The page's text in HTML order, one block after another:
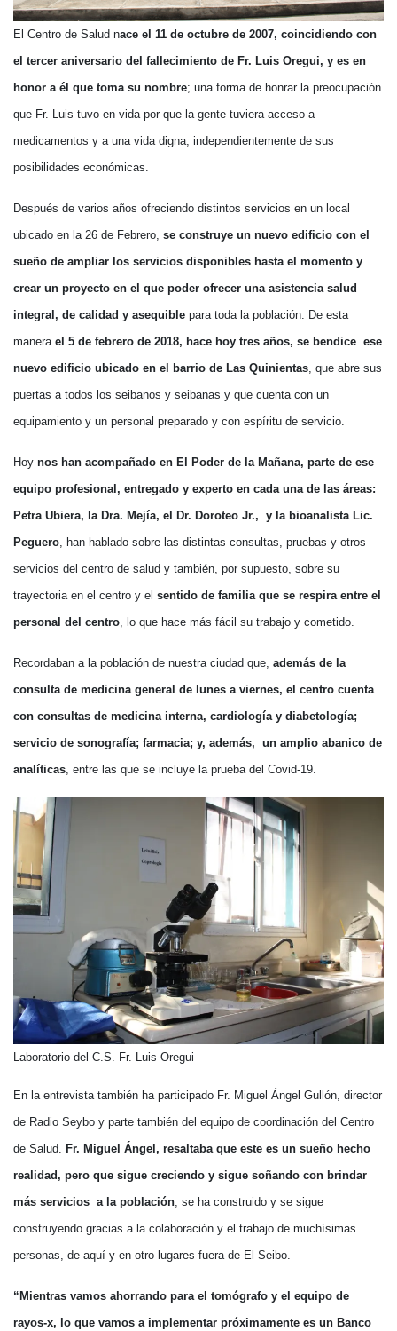
El Centro de Salud nace el 11 de octubre de 2007, coincidiendo con
el tercer aniversario del fallecimiento de Fr. Luis Oregui, y es en
honor a él que toma su nombre; una forma de honrar la preocupación
que Fr. Luis tuvo en vida por que la gente tuviera acceso a
medicamentos y a una vida digna, independientemente de sus
posibilidades económicas.
Después de varios años ofreciendo distintos servicios en un local
ubicado en la 26 de Febrero, se construye un nuevo edificio con el
sueño de ampliar los servicios disponibles hasta el momento y
crear un proyecto en el que poder ofrecer una asistencia salud
integral, de calidad y asequible para toda la población. De esta
manera el 5 de febrero de 2018, hace hoy tres años, se bendice ese
nuevo edificio ubicado en el barrio de Las Quinientas , que abre sus
puertas a todos los seibanos y seibanas y que cuenta con un
equipamiento y un personal preparado y con espíritu de servicio.
Hoy nos han acompañado en El Poder de la Mañana, parte de ese
equipo profesional, entregado y experto en cada una de las áreas:
Petra Ubiera, la Dra. Mejía, el Dr. Doroteo Jr., y la bioanalista Lic.
Peguero , han hablado sobre las distintas consultas, pruebas y otros
servicios del centro de salud y también, por supuesto, sobre su
trayectoria en el centro y el sentido de familia que se respira entre el
personal del centro , lo que hace más fácil su trabajo y cometido.
Recordaban a la población de nuestra ciudad que, además de la
consulta de medicina general de lunes a viernes, el centro cuenta
con consultas de medicina interna, cardiología y diabetología;
servicio de sonografía; farmacia; y, además, un amplio abanico de
analíticas , entre las que se incluye la prueba del Covid-19.
Laboratorio del C.S. Fr. Luis Oregui
En la entrevista también ha participado Fr. Miguel Ángel Gullón, director
de Radio Seybo y parte también del equipo de coordinación del Centro
de Salud. Fr. Miguel Ángel, resaltaba que este es un sueño hecho
realidad, pero que sigue creciendo y sigue soñando con brindar
más servicios a la población, se ha construido y se sigue
construyendo gracias a la colaboración y el trabajo de muchísimas
personas, de aquí y en otro lugares fuera de El Seibo.
“Mientras vamos ahorrando para el tomógrafo y el equipo de
rayos-x, lo que vamos a implementar próximamente es un Banco